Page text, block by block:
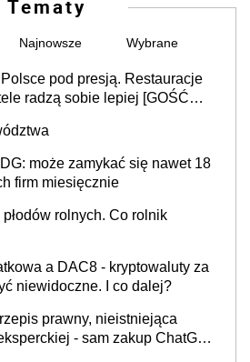
Tematy
Najnowsze Wybrane
pod presją. Restauracje
radzą sobie lepiej [GOŚĆ
może zamykać się nawet 18
firm miesięcznie
rolnych. Co rolnik
a DAC8 - kryptowaluty za
niewidoczne. I co dalej?
prawny, nieistniejąca
- sam zakup ChatGPT